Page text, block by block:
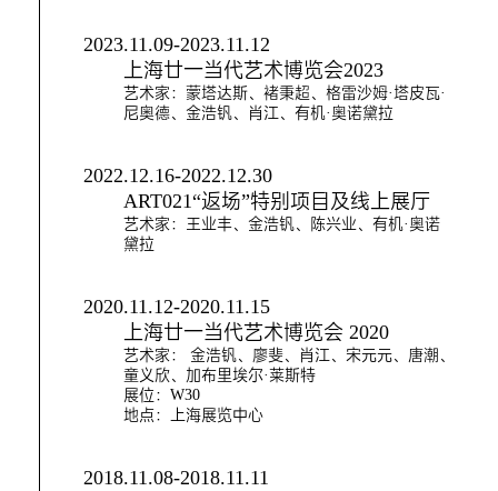
2023.11.09-2023.11.12
上海廿一当代艺术博览会2023
艺术家：蒙塔达斯、褚秉超、格雷沙姆·塔皮瓦·
尼奥德、金浩钒、肖江、有机·奥诺黛拉
2022.12.16-2022.12.30
ART021“返场”特别项目及线上展厅
艺术家：王业丰、金浩钒、陈兴业、有机·奥诺
黛拉
2020.11.12-2020.11.15
上海廿一当代艺术博览会 2020
艺术家： 金浩钒、廖斐、肖江、宋元元、唐潮、
童义欣、加布里埃尔·莱斯特
展位：W30
地点：上海展览中心
2018.11.08-2018.11.11